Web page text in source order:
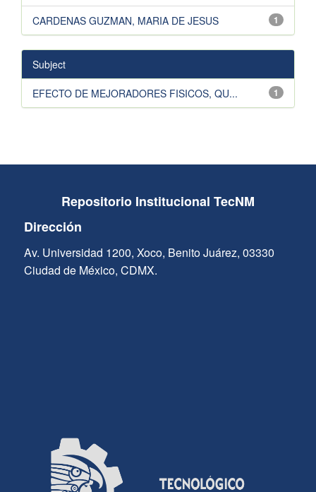
1
CARDENAS GUZMAN, MARIA DE JESUS
Subject
1
EFECTO DE MEJORADORES FISICOS, QU...
Repositorio Institucional TecNM
Dirección
Av. Universidad 1200, Xoco, Benito Juárez, 03330
Ciudad de México, CDMX.